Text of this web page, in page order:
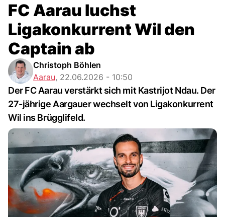
FC Aarau luchst
Ligakonkurrent Wil den
Captain ab
Christoph Böhlen
Aarau, 22.06.2026 - 10:50
Der FC Aarau verstärkt sich mit Kastrijot Ndau. Der
27-jährige Aargauer wechselt von Ligakonkurrent
Wil ins Brügglifeld.